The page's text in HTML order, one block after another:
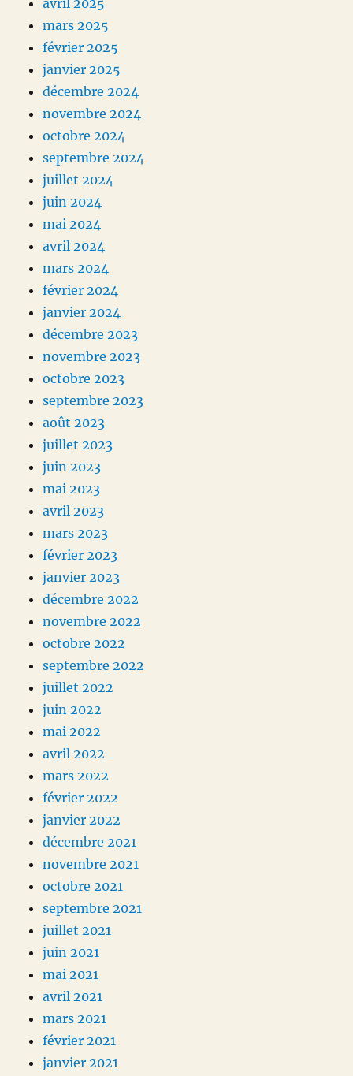
avril 2025
mars 2025
février 2025
janvier 2025
décembre 2024
novembre 2024
octobre 2024
septembre 2024
juillet 2024
juin 2024
mai 2024
avril 2024
mars 2024
février 2024
janvier 2024
décembre 2023
novembre 2023
octobre 2023
septembre 2023
août 2023
juillet 2023
juin 2023
mai 2023
avril 2023
mars 2023
février 2023
janvier 2023
décembre 2022
novembre 2022
octobre 2022
septembre 2022
juillet 2022
juin 2022
mai 2022
avril 2022
mars 2022
février 2022
janvier 2022
décembre 2021
novembre 2021
octobre 2021
septembre 2021
juillet 2021
juin 2021
mai 2021
avril 2021
mars 2021
février 2021
janvier 2021